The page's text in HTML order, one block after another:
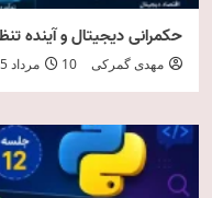
حکمرانی دیجیتال و
مهدی گمرکی 10 مرداد 1405